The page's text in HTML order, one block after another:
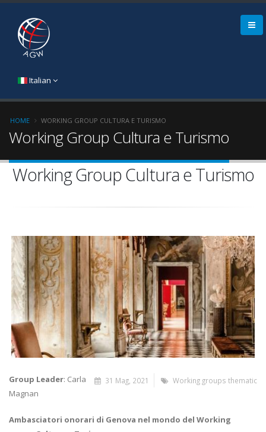
Italian
HOME WORKING GROUP CULTURA E TURISMO
Working Group Cultura e Turismo
Working Group Cultura e Turismo
31 Mag, 2021 Working groups thematic
Group Leader: Carla
Magnan
Ambasciatori onorari di Genova nel mondo del Working